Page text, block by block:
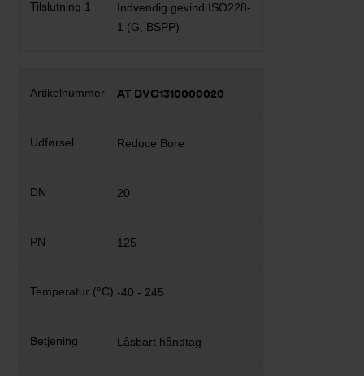
Indvendig gevind ISO228-
1 (G, BSPP)
AT DVC1310000020
Reduce Bore
20
125
-40 - 245
Låsbart håndtag